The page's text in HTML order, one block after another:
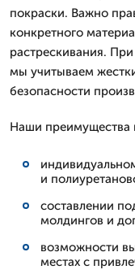
покраски. Важно
конкретного
растрескивания.
мы учитываем
безопасности
Наши преимущества
и
составлении
молдингов и
возможности
местах с